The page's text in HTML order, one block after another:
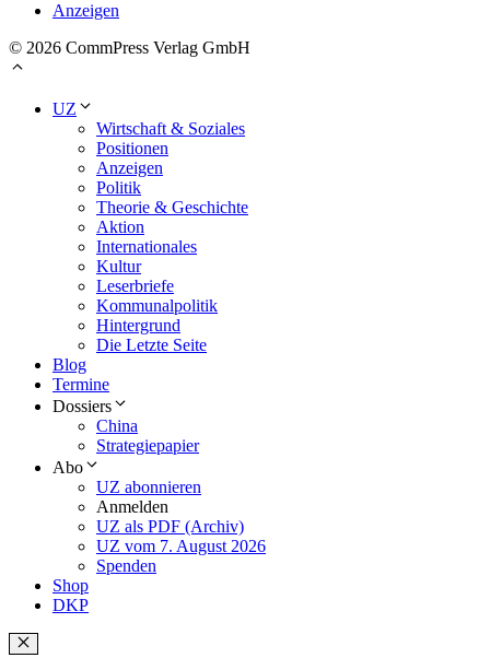
Anzeigen
© 2026 CommPress Verlag GmbH
UZ
Wirtschaft & Soziales
Positionen
Anzeigen
Politik
Theorie & Geschichte
Aktion
Internationales
Kultur
Leserbriefe
Kommunalpolitik
Hintergrund
Die Letzte Seite
Blog
Termine
Dossiers
China
Strategiepapier
Abo
UZ abonnieren
Anmelden
UZ als PDF (Archiv)
UZ vom 7. August 2026
Spenden
Shop
DKP